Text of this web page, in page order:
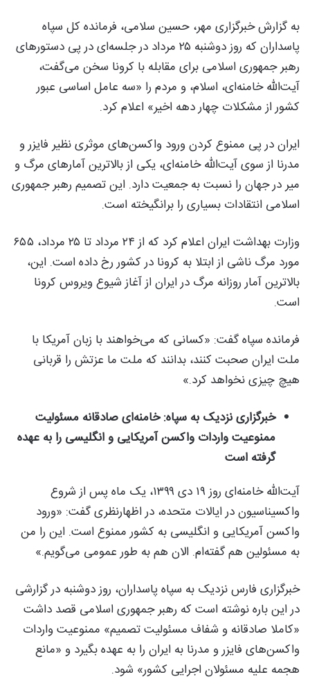
به گزارش خبرگزاری مهر، حسین سلامی، فرمانده کل سپاه
پاسداران که روز دوشنبه ۲۵ مرداد در جلسه‌ای در پی دستورهای
رهبر جمهوری اسلامی برای مقابله با کرونا سخن می‌گفت،
آیت‌الله خامنه‌ای، اسلام، و مردم را «سه عامل اساسی عبور
کشور از مشکلات چهار دهه اخیر» اعلام کرد.
ایران در پی ممنوع کردن ورود واکسن‌های موثری نظیر فایزر و
مدرنا از سوی آیت‌الله خامنه‌ای، یکی از بالاترین آمار‌های مرگ و
میر در جهان را نسبت به جمعیت دارد. این تصمیم رهبر جمهوری
اسلامی انتقادات بسیاری را برانگیخته است.
وزارت بهداشت ایران اعلام کرد که از ۲۴ مرداد تا ۲۵ مرداد، ۶۵۵
مورد مرگ ناشی از ابتلا به کرونا در کشور رخ داده است. این،
بالاترین آمار روزانه مرگ در ایران از آغاز شیوع ویروس کرونا
است.
فرمانده سپاه گفت: «کسانی که می‌خواهند با زبان آمریکا با
ملت ایران صحبت کنند، بدانند که ملت ما عزتش را قربانی
هیچ چیزی نخواهد کرد.»
خبرگزاری نزدیک به سپاه: خامنه‌ای صادقانه مسئولیت
ممنوعیت واردات واکسن آمریکایی و انگلیسی را به عهده
گرفته است
آیت‌الله خامنه‌ای روز ۱۹ دی ۱۳۹۹، یک ماه پس از شروع
واکسیناسیون در ایالات متحده، در اظهارنظری گفت: «ورود
واکسن آمریکایی و انگلیسی به کشور ممنوع است. این را من
به مسئولین هم گفته‌ام. الان هم به طور عمومی می‌گویم.»
خبرگزاری فارس نزدیک به سپاه پاسداران، روز دوشنبه در گزارشی
در این باره نوشته است که رهبر جمهوری اسلامی قصد داشت
«کاملا صادقانه و شفاف مسئولیت تصمیم» ممنوعیت واردات
واکسن‌های فایزر و مدرنا به ایران را به عهده بگیرد و «مانع
هجمه علیه مسئولان اجرایی کشور» شود.